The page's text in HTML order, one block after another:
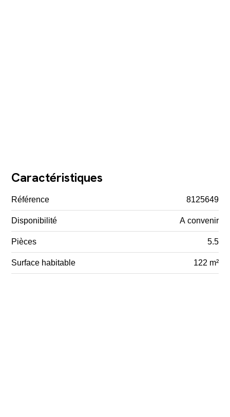
Caractéristiques
Référence 8125649
Disponibilité A convenir
Pièces 5.5
Surface habitable 122 m²